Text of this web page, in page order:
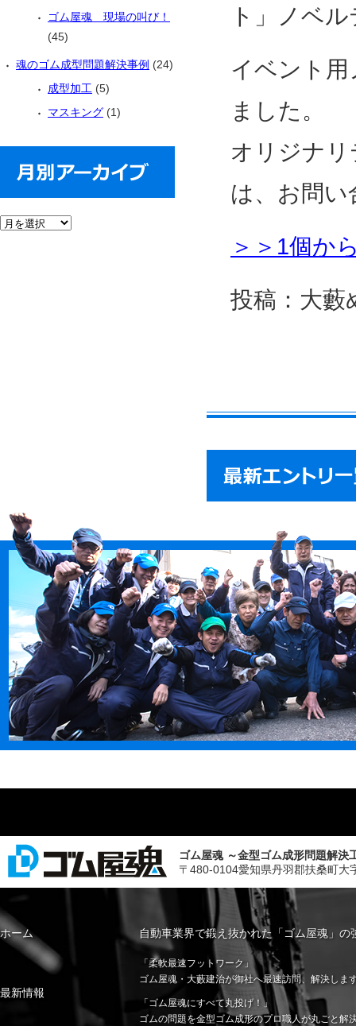
ト」ノベ
イベント
ました。
オリジナ
は、お問
＞＞1個か
投稿：大藪
ゴム屋魂 現場の叫び！
(45)
魂のゴム成型問題解決事例 (24)
成型加工 (5)
マスキング (1)
ゴム屋魂 ～金型ゴム成形問題解決
〒480-0104愛知県丹羽郡扶桑町
ホーム
最新情報
自動車業界で鍛え抜かれた「ゴム屋魂」の
「柔軟最速フットワーク」
ゴム屋魂・大藪建治が御社へ最速訪問、解決しま
「ゴム屋魂にすべて丸投げ！」
ゴムの問題を金型ゴム成形のプロ職人が丸ごと解